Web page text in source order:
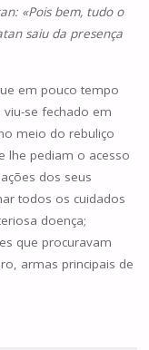
«Pois bem, tudo o
saiu da presença
em pouco tempo
se fechado em
meio do rebuliço
lhe pediam o acesso
dos seus
todos os cuidados
doença;
que procuravam
armas principais de